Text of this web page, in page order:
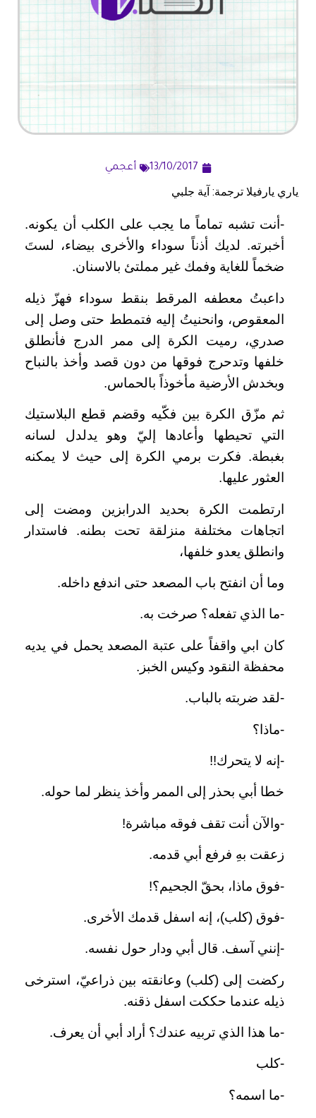
13/10/2017 أعجمي
ياري يارفيلا ترجمة: آية جلبي
-أنت تشبه تماماً ما يجب على الكلب أن يكونه.
أخبرته. لديك أذناً سوداء والأخرى بيضاء، لستَ
ضخماً للغاية وفمك غير مملتئ بالاسنان.
داعبتُ معطفه المرقط بنقط سوداء فهزّ ذيله
المعقوص، وانحنيتُ إليه فتمطط حتى وصل إلى
صدري، رميت الكرة إلى ممر الدرج فأنطلق
خلفها وتدحرج فوقها من دون قصد وأخذ بالنباح
وبخدش الأرضية مأخوذاً بالحماس.
ثم مزّق الكرة بين فكّيه وقضم قطع البلاستيك
التي تحيطها وأعادها إليّ وهو يدلدل لسانه
بغبطة. فكرت برمي الكرة إلى حيث لا يمكنه
العثور عليها.
ارتطمت الكرة بحديد الدرابزين ومضت إلى
اتجاهات مختلفة منزلقة تحت بطنه. فاستدار
وانطلق يعدو خلفها،
وما أن انفتح باب المصعد حتى اندفع داخله.
-ما الذي تفعله؟ صرخت به.
كان ابي واقفاً على عتبة المصعد يحمل في يديه
محفظة النقود وكيس الخبز.
-لقد ضربته بالباب.
-ماذا؟
-إنه لا يتحرك!!
خطا أبي بحذر إلى الممر وأخذ ينظر لما حوله.
-والآن أنت تقف فوقه مباشرة!
زعقت بهِ فرفع أبي قدمه.
-فوق ماذا، بحقّ الجحيم؟!
-فوق (كلب)، إنه اسفل قدمك الأخرى.
-إنني آسف. قال أبي ودار حول نفسه.
ركضت إلى (كلب) وعانقته بين ذراعيّ، استرخى
ذيله عندما حككت اسفل ذقنه.
-ما هذا الذي تربيه عندك؟ أراد أبي أن يعرف.
-كلب
-ما اسمه؟